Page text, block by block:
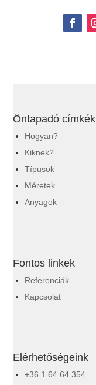
Öntapadó címkék
Hogyan?
Kiknek?
Típusok
Méretek
Anyagok
Fontos linkek
Referenciák
Kapcsolat
Elérhetőségeink
+36 1 64 64 354